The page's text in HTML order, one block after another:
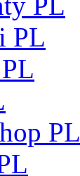
PL
PL